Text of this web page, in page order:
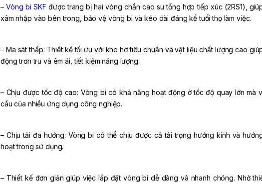
–Vòng bi SKF được trang bị hai vòng chắn cao su tổng hợp tiếp xúc (2RS1),
xâm nhập vào bên trong, bảo vệ vòng bi và kéo dài đáng kể tuổi thọ làm việc.
– Ma sát thấp: Thiết kế tối ưu với khe hở tiêu chuẩn và vật liệu chất lượng cao
động trơn tru và êm ái, tiết kiệm năng lượng.
– Chịu được tốc độ cao: Vòng bi có khả năng hoạt động ở tốc độ quay lớn mà
cầu của nhiều ứng dụng công nghiệp.
– Chịu tải đa hướng: Vòng bi có thể chịu được cả tải trọng hướng kính và
hoạt trong sử dụng.
– Thiết kế đơn giản giúp việc lắp đặt vòng bi dễ dàng và nhanh chóng. Nhờ